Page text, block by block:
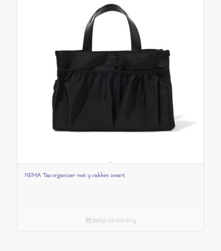
HEMA Tas organizer met 9 vakken zwart
Bekijk aanbieding